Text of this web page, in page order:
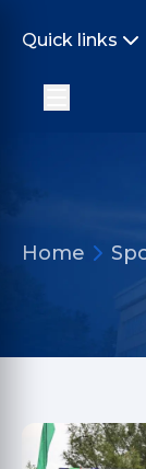
Quick links
Home